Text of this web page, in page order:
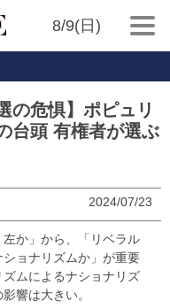
8/9(日)
の危惧】ポピュリ
台頭 有権者が選ぶ
2024/07/23
か」から、「リベラル
ョナリズムか」が重要
ムによるナショナリズ
響は大きい。